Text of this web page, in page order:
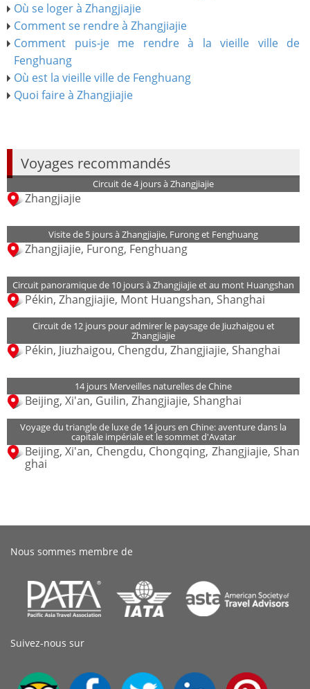
Où se loger à Zhangjiajie
Comment se rendre à Zhangjiajie
Comment puis-je me rendre à la vieille ville de
Fenghuang
Où est la vieille ville de Fenghuang
Quoi faire à Zhangjiajie
Voyages recommandés
Circuit de 4 jours à Zhangjiajie
Zhangjiajie
Visite de 5 jours à Zhangjiajie, Furong et Fenghuang
Zhangjiajie, Furong, Fenghuang
Circuit panoramique de 10 jours à Zhangjiajie et au mont Huangshan
Pékin, Zhangjiajie, Mont Huangshan, Shanghai
Circuit de 12 jours pour admirer le paysage de Jiuzhaigou et
Zhangjiajie
Pékin, Jiuzhaigou, Chengdu, Zhangjiajie, Shanghai
14 jours Merveilles naturelles de Chine
Beijing, Xi'an, Guilin, Zhangjiajie, Shanghai
Voyage du triangle de luxe de 14 jours en Chine: aventure dans la
capitale impériale et le sommet d'Avatar
Beijing, Xi'an, Chengdu, Chongqing, Zhangjiajie, Shan
ghai
Nous sommes membre de
Suivez-nous sur